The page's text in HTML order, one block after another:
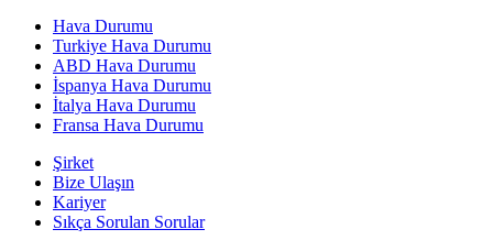
Hava Durumu
Turkiye Hava Durumu
ABD Hava Durumu
İspanya Hava Durumu
İtalya Hava Durumu
Fransa Hava Durumu
Şirket
Bize Ulaşın
Kariyer
Sıkça Sorulan Sorular